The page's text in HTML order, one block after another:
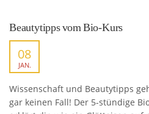
Beautytipps vom Bio-Kurs
08
JAN.
Wissenschaft und Beautytipps
gar keinen Fall! Der 5-stündige